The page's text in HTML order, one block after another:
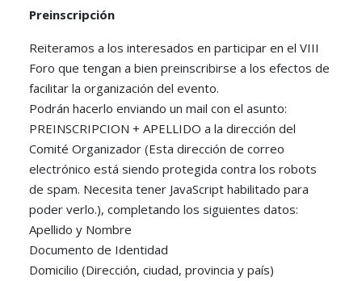
Preinscripción
Reiteramos a los interesados en participar en el VIII
Foro que tengan a bien preinscribirse a los efectos de
facilitar la organización del evento.
Podrán hacerlo enviando un mail con el asunto:
PREINSCRIPCION + APELLIDO a la dirección del
Comité Organizador (Esta dirección de correo
electrónico está siendo protegida contra los robots
de spam. Necesita tener JavaScript habilitado para
poder verlo.), completando los siguientes datos:
Apellido y Nombre
Documento de Identidad
Domicilio (Dirección, ciudad, provincia y país)